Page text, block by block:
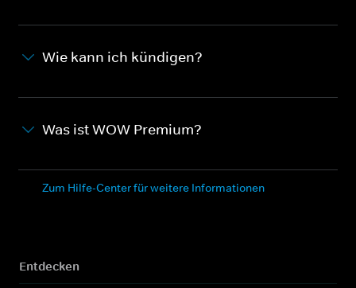
Wie kann ich kündigen?
Was ist WOW Premium?
Zum Hilfe-Center für weitere Informationen
Entdecken